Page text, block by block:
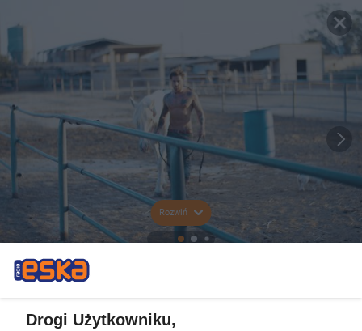
Rozwiń
Drogi Użytkowniku,